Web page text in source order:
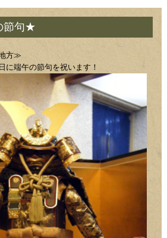
節句★
方≫
に端午の節句を祝います！